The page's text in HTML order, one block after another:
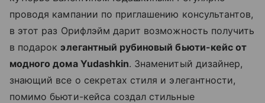
проводя кампании по приглашению консультантов,
в этот раз Орифлэйм дарит возможность получить
в подарокэлегантный рубиновый бьюти-кейс от
модного дома Yudashkin. Знаменитый дизайнер,
знающий все о секретах стиля и элегантности,
помимо бьюти-кейса создал стильные